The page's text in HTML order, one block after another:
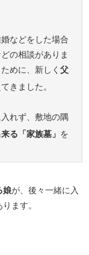
などをした場合
の相談がありま
めに、新しく父
きました。
れず、敷地の隅
る「家族墓」 を
娘が、後々一緒に入
ます。